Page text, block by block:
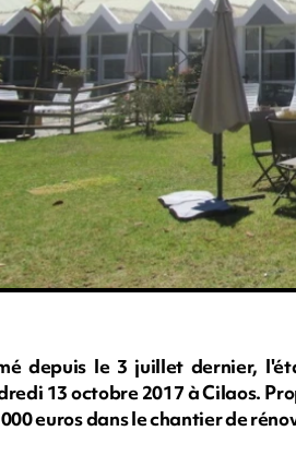
depuis le 3 juillet dernier,
13 octobre 2017 à Cilaos.
euros dans le chantier de